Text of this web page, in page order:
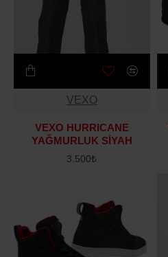
VEXO
VEXO HURRICANE
YAĞMURLUK SİYAH
3.500₺